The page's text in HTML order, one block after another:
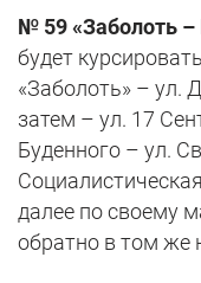
№ 59 «Заболоть
будет
«Заболоть» – ул.
затем – ул. 17
Буденного – ул.
далее по своему
обратно в том же